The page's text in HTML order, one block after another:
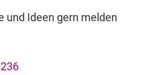
und Ideen gern melden